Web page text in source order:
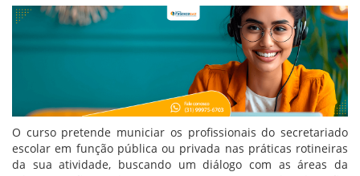
O curso pretende municiar os profissionais do secretariado
escolar em função pública ou privada nas práticas rotineiras
da sua atividade, buscando um diálogo com as áreas da